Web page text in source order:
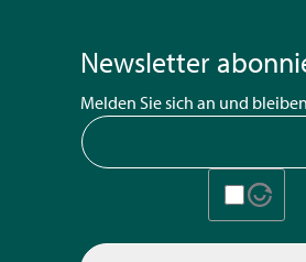
Newsletter
Melden Sie sich an und